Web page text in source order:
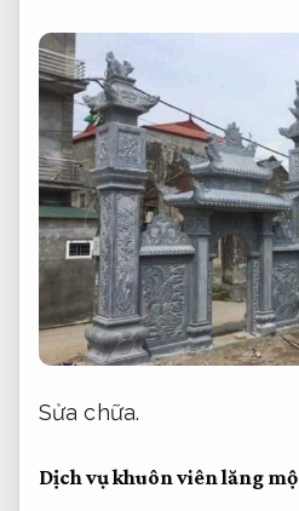
Sửa chữa.
Dịch vụ khuôn viên lăng mộ